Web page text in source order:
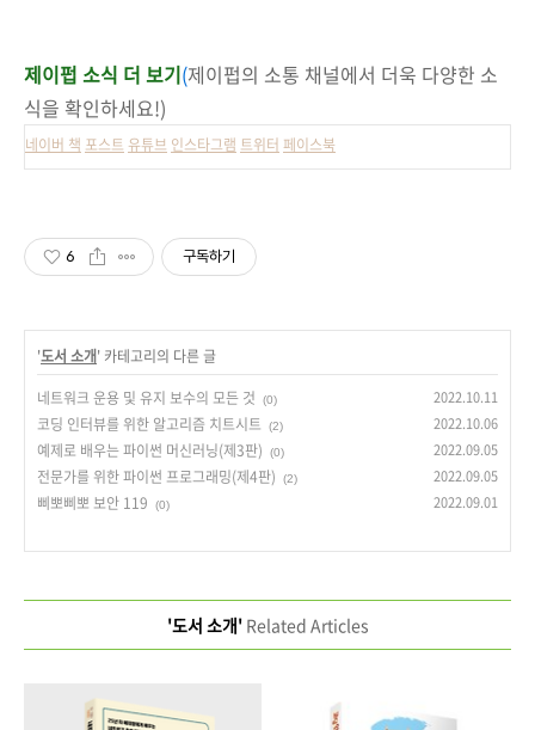
제이펍 소식 더 보기(제이펍의 소통 채널에서 더욱 다양한 소
식을 확인하세요!)
네이버 책 포스트 유튜브 인스타그램 트위터 페이스북
6 구독하기
'도서 소개' 카테고리의 다른 글
네트워크 운용 및 유지 보수의 모든 것
(0) 2022.10.11
코딩 인터뷰를 위한 알고리즘 치트시트 (2) 2022.10.06
예제로 배우는 파이썬 머신러닝(제3판) (0) 2022.09.05
전문가를 위한 파이썬 프로그래밍(제4판) (2) 2022.09.05
삐뽀삐뽀 보안 119 (0) 2022.09.01
'도서 소개'Related Articles